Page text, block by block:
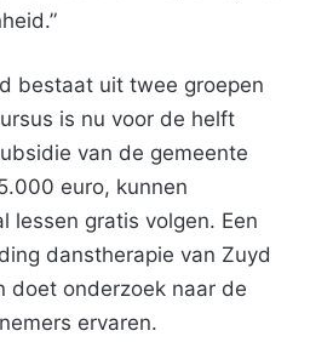
bestaat uit twee groepen
is nu voor de helft
van de gemeente
euro, kunnen
lessen gratis volgen. Een
danstherapie van Zuyd
doet onderzoek naar de
ervaren.